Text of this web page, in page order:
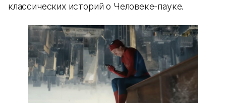
классических историй о Человеке-пауке.